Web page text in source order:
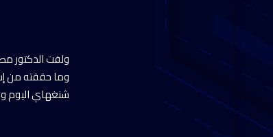
ولفت الدكتور
وما حققته من
شنغهاي اليوم